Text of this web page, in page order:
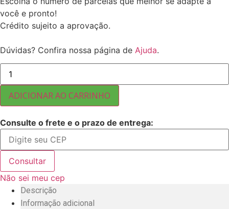
você e pronto!
Crédito sujeito a aprovação.
Dúvidas? Confira nossa página de Ajuda.
COLORAU
25
KG
quantidade
ADICIONAR AO CARRINHO
Consulte o frete e o prazo de entrega:
Consultar
Não sei meu cep
Descrição
Informação adicional